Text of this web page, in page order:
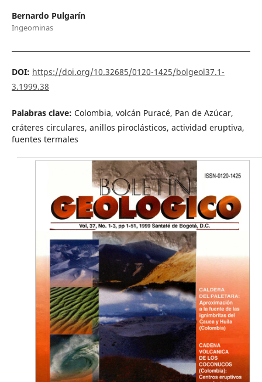
Bernardo Pulgarín
Ingeominas
DOI: https://doi.org/10.32685/0120-1425/bolgeol37.1-
3.1999.38
Palabras clave: Colombia, volcán Puracé, Pan de Azúcar,
cráteres circulares, anillos piroclásticos, actividad eruptiva,
fuentes termales